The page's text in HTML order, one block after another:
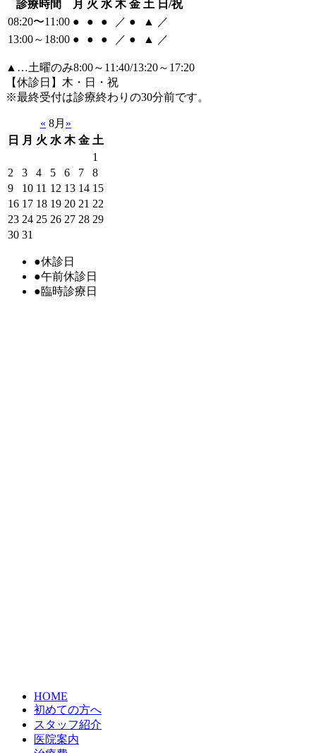
診療時間 月 火 水 木 金 土 日/祝
08:20〜11:00 ● ● ● ／ ● ▲
／
13:00～18:00 ● ● ● ／ ● ▲ ／
▲ …土曜のみ8:00～11:40/13:20～17:20
【休診日】木・日・祝
※最終受付は診療終わりの30分前です。
« 8月 »
日
月 火 水 木 金 土
1
2
3 4 5 6 7
8
9
10 11 12 13 14 15
16 17 18 19 20 21 22
23 24 25 26 27 28 29
30 31
●休診日
●午前休診日
●臨時診療日
HOME
初めての方へ
スタッフ紹介
医院案内